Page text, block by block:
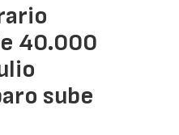
40.000
sube